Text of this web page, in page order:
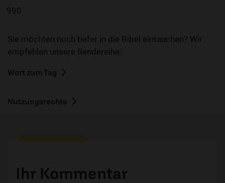
990
Sie möchten noch tiefer in die Bibel eintauchen? Wir
empfehlen unsere Sendereihe:
Wort zum Tag
Nutzungsrechte
Ihr Kommentar